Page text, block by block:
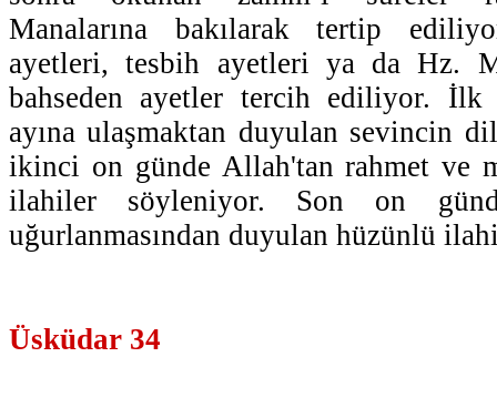
Manalarına bakılarak tertip
ayetleri, tesbih ayetleri ya da Hz.
bahseden ayetler tercih ediliyor. İlk
ayına ulaşmaktan duyulan sevincin
ikinci on günde Allah'tan rahmet ve
ilahiler söyleniyor. Son on
uğurlanmasından duyulan hüzünlü
Üsküdar 34